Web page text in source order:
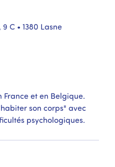
C • 1380 Lasne
France et en Belgique.
son corps" avec
psychologiques.